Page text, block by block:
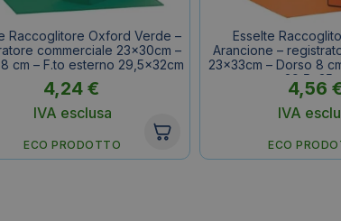
Raccoglitore Oxford Verde –
commerciale 23x30cm –
cm – F.to esterno 29,5x32cm
4,24 €
IVA esclusa
ECO PRODOTTO
Esselte
Arancione –
23x33cm – Dorso 8
4,56
IVA
ECO